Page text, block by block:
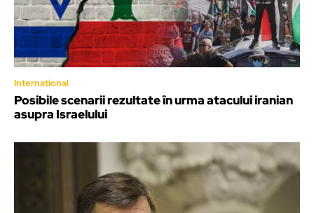
International
Posibile scenarii rezultate în urma atacului iranian
asupra Israelului